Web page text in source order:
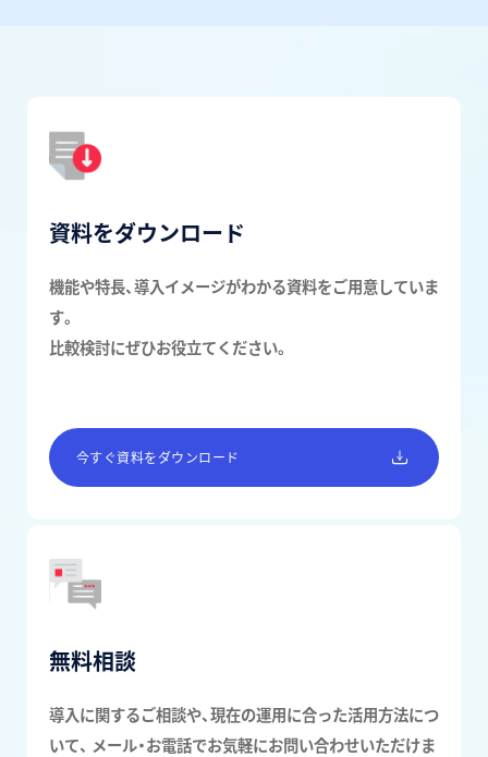
資料をダウンロード
機能や特長、導入イメージがわかる資料をご用意していま
す。
比較検討にぜひお役立てください。
今すぐ資料をダウンロード
無料相談
導入に関するご相談や、現在の運用に合った活用方法につ
いて、 メール・お電話でお気軽にお問い合わせいただけま